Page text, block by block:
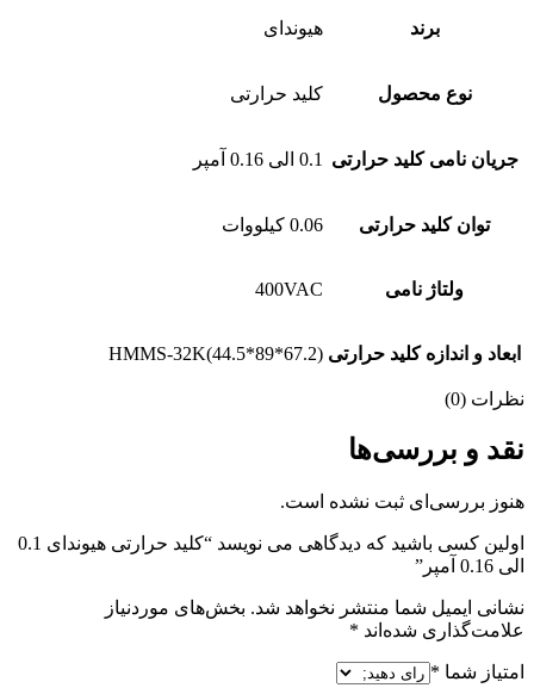
برند هیوندای
نوع محصول کلید حرارتی
جریان نامی کلید حرارتی 0.1 الی 0.16 آمپر
توان کلید حرارتی 0.06 کیلووات
ولتاژ نامی 400VAC
ابعاد و اندازه کلید حرارتی HMMS-32K(44.5*89*67.2)
نظرات (0)
نقد و بررسی‌ها
هنوز بررسی‌ای ثبت نشده است.
اولین کسی باشید که دیدگاهی می نویسد “کلید حرارتی هیوندای 0.1
الی 0.16 آمپر”
نشانی ایمیل شما منتشر نخواهد شد. بخش‌های موردنیاز
علامت‌گذاری شده‌اند *
امتیاز شما *